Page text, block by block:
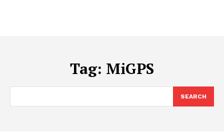
Tag: MiGPS
SEARCH